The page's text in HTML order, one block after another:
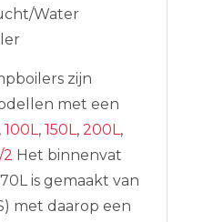
Water
zijn
met een
, 100L, 150L, 200L,
2 Het binnenvat
is gemaakt van
met daarop een